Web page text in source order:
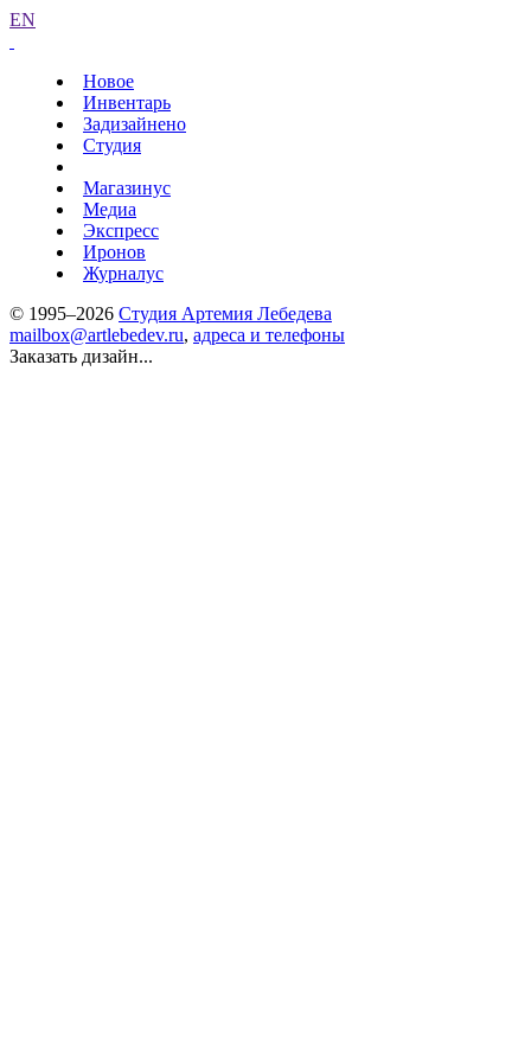
EN
Новое
Инвентарь
Задизайнено
Студия
Магазинус
Медиа
Экспресс
Иронов
Журналус
© 1995–2026 Студия Артемия Лебедева
mailbox@artlebedev.ru, адреса и телефоны
Заказать дизайн...